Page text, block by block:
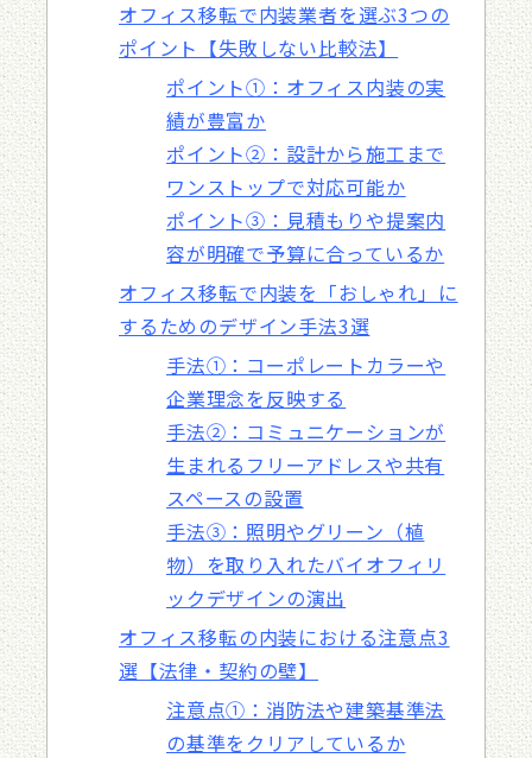
オフィス移転で内装業者を選ぶ3つの
ポイント【失敗しない比較法】
ポイント①：オフィス内装の実
績が豊富か
ポイント②：設計から施工まで
ワンストップで対応可能か
ポイント③：見積もりや提案内
容が明確で予算に合っているか
オフィス移転で内装を「おしゃれ」に
するためのデザイン手法3選
手法①：コーポレートカラーや
企業理念を反映する
手法②：コミュニケーションが
生まれるフリーアドレスや共有
スペースの設置
手法③：照明やグリーン（植
物）を取り入れたバイオフィリ
ックデザインの演出
オフィス移転の内装における注意点3
選【法律・契約の壁】
注意点①：消防法や建築基準法
の基準をクリアしているか